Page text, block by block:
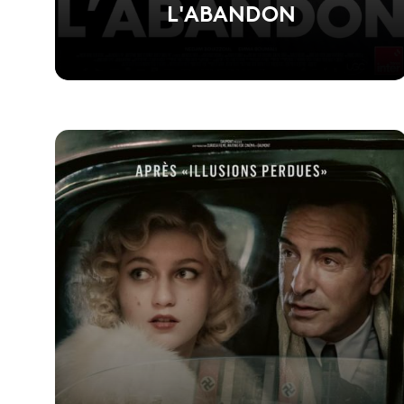
L'ABANDON
Réalisé par Vincent Garenq
Voir la fiche du film